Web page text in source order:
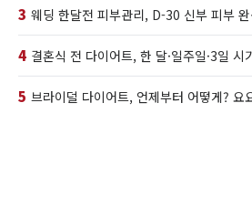
3 웨딩 한달전 피부관리, D-30 신부 피부 완
4 결혼식 전 다이어트, 한 달·일주일·3일 시
5 브라이덜 다이어트, 언제부터 어떻게? 요